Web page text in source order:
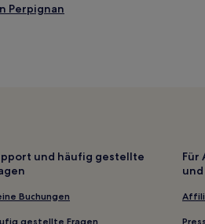
Perpignan
und häufig gestellte
Buchungen
gestellte Fragen
Für